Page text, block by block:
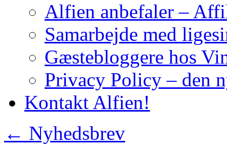
Alfien anbefaler –
Samarbejde med
Gæstebloggere hos
Privacy Policy – den
Kontakt Alfien!
← Nyhedsbrev